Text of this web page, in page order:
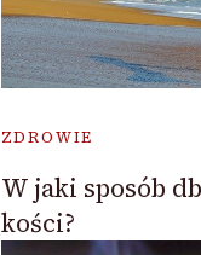
ZDROWIE
W jaki sposób
kości?